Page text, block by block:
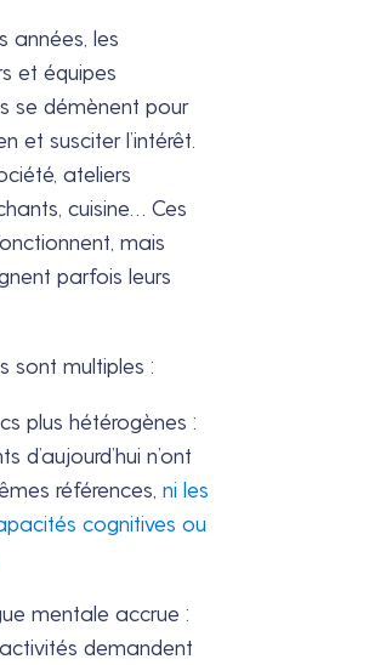
années, les
et équipes
se démènent pour
et susciter l’intérêt.
ateliers
cuisine… Ces
mais
parfois leurs
sont multiples :
plus hétérogènes :
d’aujourd’hui n’ont
références,ni les
cognitives ou
mentale accrue :
demandent